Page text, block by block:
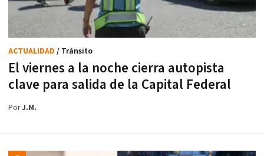
El viernes a la noche cierra autopista
clave para salida de la Capital Federal
ACTUALIDAD / Tránsito
PorJ.M.